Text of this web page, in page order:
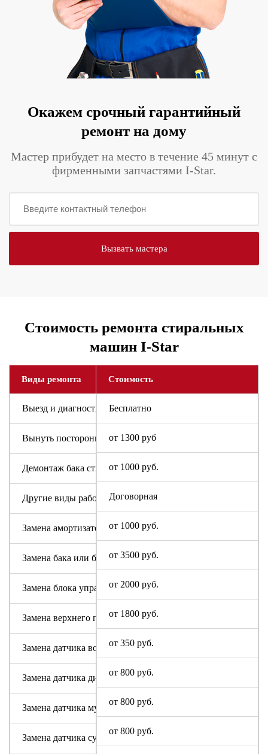
Окажем срочный гарантийный
ремонт на дому
Мастер прибудет на место в течение 45 минут с
фирменными запчастями I-Star.
Стоимость ремонта стиральных
машин I-Star
Стоимость
Бесплатно
от 1300 руб
от 1000 руб.
Договорная
от 1000 руб.
от 3500 руб.
от 2000 руб.
от 1800 руб.
от 350 руб.
от 800 руб.
от 800 руб.
от 800 руб.
Виды ремонта
Выезд и диагностика
Вынуть посторонний предмет
Демонтаж бака стиральной машины I-Star
Другие виды работ
Замена амортизаторов
Замена бака или барабана
Замена блока управления или индикации
Замена верхнего противовеса
Замена датчика воды
Замена датчика дисбаланса белья
Замена датчика мутности
Замена датчика сушки